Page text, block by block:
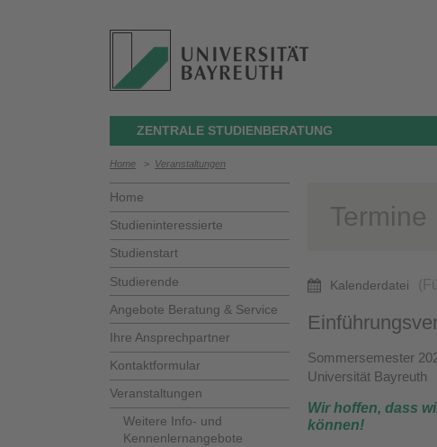
ZENTRALE STUDIENBERATUNG
Home > Veranstaltungen
Home
Studieninteressierte
Studienstart
Studierende
Angebote Beratung & Service
Ihre Ansprechpartner
Kontaktformular
Veranstaltungen
Weitere Info- und
Kennenlernangebote
Termine
Kalenderdatei
Sommersemester
Universität Bayreuth
Wir hoffen, dass
können!